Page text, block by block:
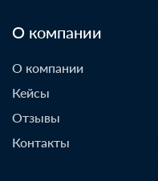
О компании
О компании
Кейсы
Отзывы
Контакты